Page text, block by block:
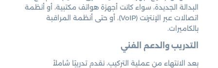
البدالة الجديدة، سواء كانت أجهزة هواتف مكتبية، أو أنظمة
اتصالات عبر الإنترنت (VoIP)، أو حتى أنظمة المراقبة
بالكاميرات.
التدريب والدعم الفني
بعد الانتهاء من عملية التركيب، نقدم تدريبًا شاملاً